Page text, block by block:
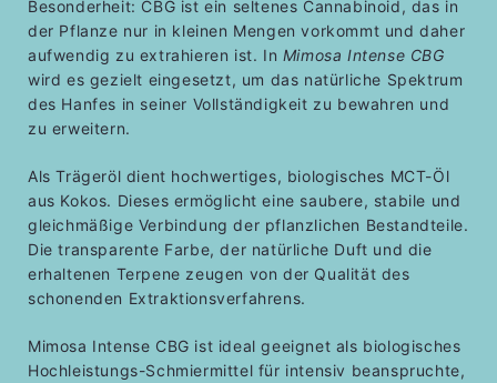
Besonderheit: CBG ist ein seltenes Cannabinoid, das in
der Pflanze nur in kleinen Mengen vorkommt und daher
aufwendig zu extrahieren ist. In Mimosa Intense CBG
wird es gezielt eingesetzt, um das natürliche Spektrum
des Hanfes in seiner Vollständigkeit zu bewahren und
zu erweitern.
Als Trägeröl dient hochwertiges, biologisches MCT-Öl
aus Kokos. Dieses ermöglicht eine saubere, stabile und
gleichmäßige Verbindung der pflanzlichen Bestandteile.
Die transparente Farbe, der natürliche Duft und die
erhaltenen Terpene zeugen von der Qualität des
schonenden Extraktionsverfahrens.
Mimosa Intense CBG ist ideal geeignet als biologisches
Hochleistungs-Schmiermittel für intensiv beanspruchte,